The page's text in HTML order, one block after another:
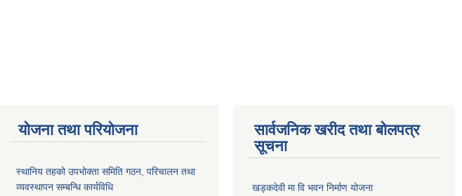
योजना तथा परियोजना
स्थानिय तहको उपभोक्ता समिति गठन, परिचालन तथा
व्यवस्थापन सम्बन्धि कार्यविधि
सार्वजनिक खरीद तथा बोलपत्र
सूचना
खड्कदेवी मा वि भवन निर्माण योजना